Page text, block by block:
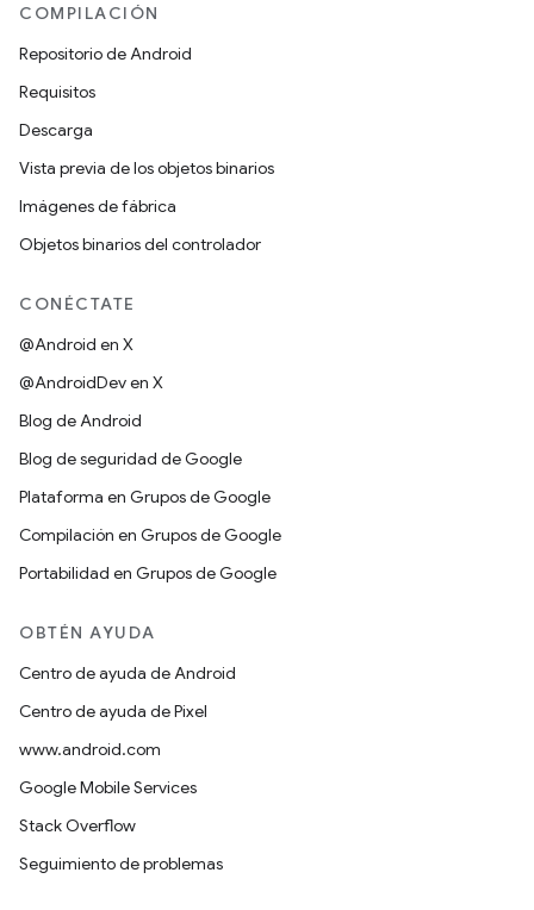
COMPILACIÓN
Repositorio de Android
Requisitos
Descarga
Vista previa de los objetos binarios
Imágenes de fábrica
Objetos binarios del controlador
CONÉCTATE
@Android en X
@AndroidDev en X
Blog de Android
Blog de seguridad de Google
Plataforma en Grupos de Google
Compilación en Grupos de Google
Portabilidad en Grupos de Google
OBTÉN AYUDA
Centro de ayuda de Android
Centro de ayuda de Pixel
www.android.com
Google Mobile Services
Stack Overflow
Seguimiento de problemas